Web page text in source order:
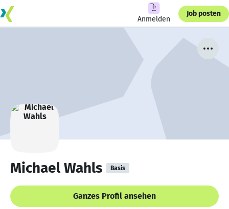
Anmelden
Job posten
Michael Wahls Basis
Ganzes Profil ansehen